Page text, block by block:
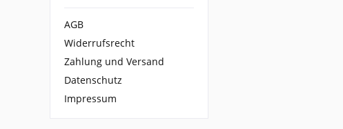
AGB
Widerrufsrecht
Zahlung und Versand
Datenschutz
Impressum